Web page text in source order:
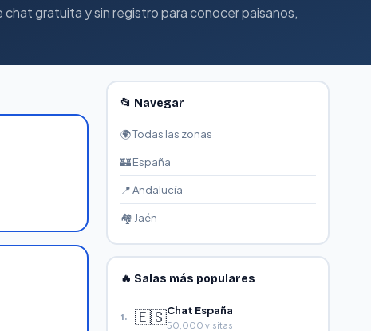
gratuita y sin registro para conocer paisanos,
📂 Navegar
🌍 Todas las zonas
🏰 España
📍 Andalucía
🏘️ Jaén
🔥 Salas más populares
1. 🇪🇸Chat España
50,000 visitas